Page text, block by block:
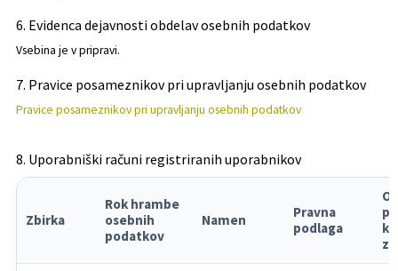
6. Evidenca dejavnosti obdelav osebnih podatkov
Vsebina je v pripravi.
7. Pravice posameznikov pri upravljanju osebnih podatkov
Pravice posameznikov pri upravljanju osebnih podatkov
8. Uporabniški računi registriranih uporabnikov
Zbirka
Rok hrambe
osebnih
podatkov
Namen
Pravna
podlaga
ki